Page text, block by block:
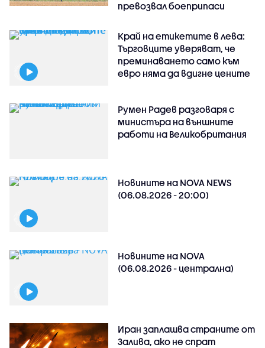
превозвал боеприпаси
Край на етикетите в лева:
Търговците уверяват, че
преминаването само към
евро няма да вдигне цените
Румен Радев разговаря с
министъра на външните
работи на Великобритания
Новините на NOVA NEWS
(06.08.2026 - 20:00)
Новините на NOVA
(06.08.2026 - централна)
Иран заплашва страните от
Залива, ако не спрат